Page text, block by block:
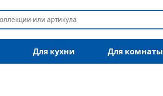
Для кухни Для комнаты